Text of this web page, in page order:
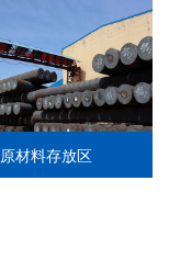
原材料存放区